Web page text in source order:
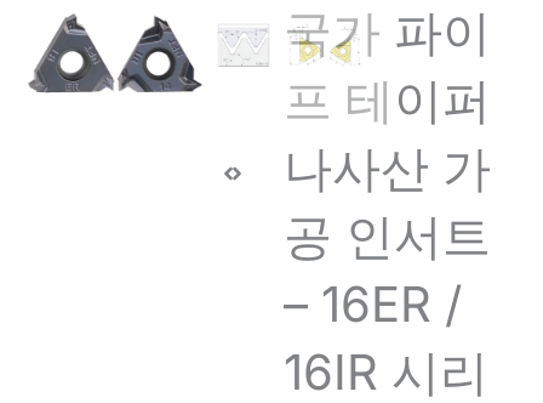
국가 파이
프 테이퍼
나사산 가
공 인서트
– 16ER /
16IR 시리